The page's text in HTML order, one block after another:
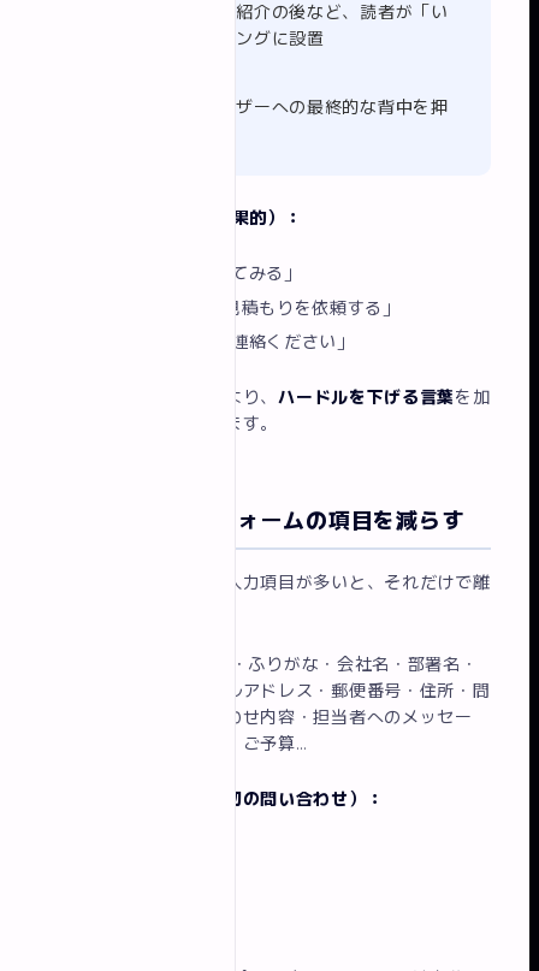
サービス説明・実績紹介の後など、読者が「い
いな」と思うタイミングに設置
最後まで読んだユーザーへの最終的な背中を押
CTAのテキスト例（効果的）：
「まずは無料相談してみる」
「3分で完了｜無料見積もりを依頼する」
「今すぐお気軽にご連絡ください」
「お問い合わせ」だけより、ハードルを下げる言葉を加
えると反応率が上がります。
改善ポイント② フォームの項目を減らす
問い合わせフォームの入力項目が多いと、それだけで離
名前・ふりがな・会社名・部署名・
役職・電話番号・メールアドレス・郵便番号・住所・問
い合わせ種別・問い合わせ内容・担当者へのメッセー
ジ・ご希望の連絡方法・ご予算…
理想的な必須項目（最初の問い合わせ）：